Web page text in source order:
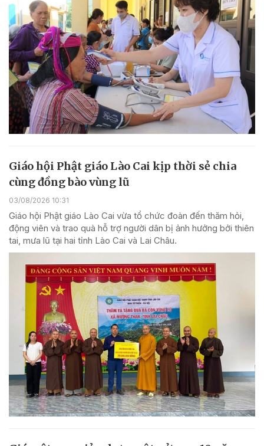
Giáo hội Phật giáo Lào Cai kịp thời sẻ chia
cùng đồng bào vùng lũ
03/08/2026 10:31
Giáo hội Phật giáo Lào Cai vừa tổ chức đoàn đến thăm hỏi,
động viên và trao quà hỗ trợ người dân bị ảnh hưởng bởi thiên
tai, mưa lũ tại hai tỉnh Lào Cai và Lai Châu.